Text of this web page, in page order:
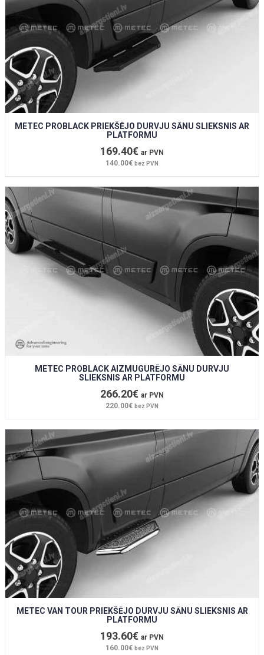
METEC PROBLACK PRIEKŠĒJO DURVJU SĀNU SLIEKSNIS AR
PLATFORMU
169.40€ ar PVN
140.00€ bez PVN
METEC PROBLACK AIZMUGURĒJO SĀNU DURVJU
SLIEKSNIS AR PLATFORMU
266.20€ ar PVN
220.00€ bez PVN
METEC VAN TOUR PRIEKŠĒJO DURVJU SĀNU SLIEKSNIS AR
PLATFORMU
193.60€ ar PVN
160.00€ bez PVN